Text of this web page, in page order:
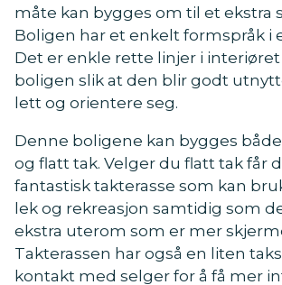
måte kan bygges om til et ekstra
Boligen har et enkelt formspråk i
Det er enkle rette linjer i
boligen slik at den blir godt
lett og orientere seg.
Denne boligene kan bygges
og flatt tak. Velger du flatt tak får
fantastisk takterasse som kan
lek og rekreasjon samtidig som
ekstra uterom som er mer
Takterassen har også en liten
kontakt med selger for å få mer